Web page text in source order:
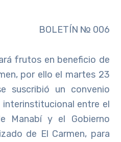
BOLETÍN № 006
frutos en beneficio de
por ello el martes 23
suscribió un convenio
entre el
Manabí y el Gobierno
de El Carmen, para